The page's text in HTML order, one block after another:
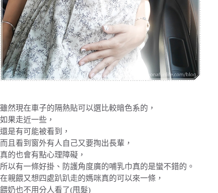
雖然現在車子的隔熱貼可以選比較暗色系的，
如果走近一些，
還是有可能被看到，
而且看到窗外有人自己又要掏出長輩，
真的也會有點心理障礙，
所以有一條好掛、防護角度廣的哺乳巾真的是蠻不錯的。
在親餵又想四處趴趴走的媽咪真的可以來一條，
餵奶也不用分人看了(甩髮)